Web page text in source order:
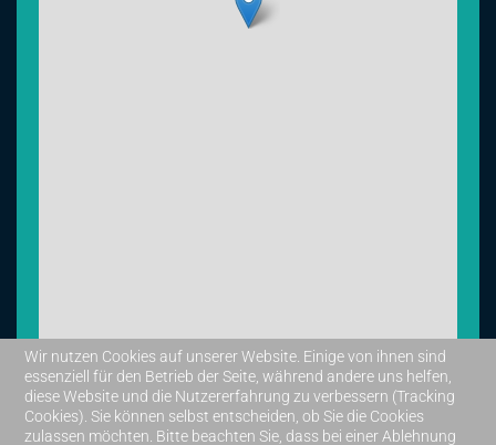
Leaflet |©OpenStreetMap
Wir nutzen Cookies auf unserer Website. Einige von ihnen sind
essenziell für den Betrieb der Seite, während andere uns helfen,
diese Website und die Nutzererfahrung zu verbessern (Tracking
Cookies). Sie können selbst entscheiden, ob Sie die Cookies
zulassen möchten. Bitte beachten Sie, dass bei einer Ablehnung